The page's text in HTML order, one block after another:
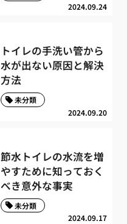
2024.09.24
トイレの手洗い管から
水が出ない原因と解決
方法
2024.09.20
未分類
節水トイレの水流を増
やすために知っておく
べき意外な事実
2024.09.17
未分類